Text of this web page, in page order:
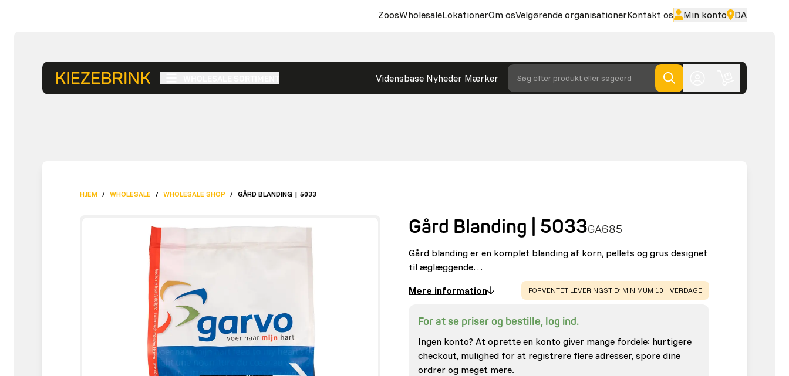
ZoosWholesaleLokationerOm osVelgørende organisationerKontakt os Min konto DA
Vidensbase Nyheder Mærker Søg efter produkt eller søgeord
HJEM / WHOLESALE / WHOLESALE SHOP / GÅRD BLANDING | 5033
Gård Blanding | 5033GA685
Gård blanding er en komplet blanding af korn, pellets og grus designet
til æglæggende…
Mere information
WARNING:
FORVENTET LEVERINGSTID: MINIMUM 10 HVERDAGE
For at se priser og bestille, log ind.
Ingen konto? At oprette en konto giver mange fordele: hurtigere
checkout, mulighed for at registrere flere adresser, spore dine
ordrer og meget mere.